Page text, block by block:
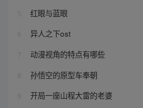
5 红眼与蓝眼
6 异人之下ost
7 动漫视角的特点有哪些
8 孙悟空的原型车奉朝
9 开局一座山程大雷的老婆